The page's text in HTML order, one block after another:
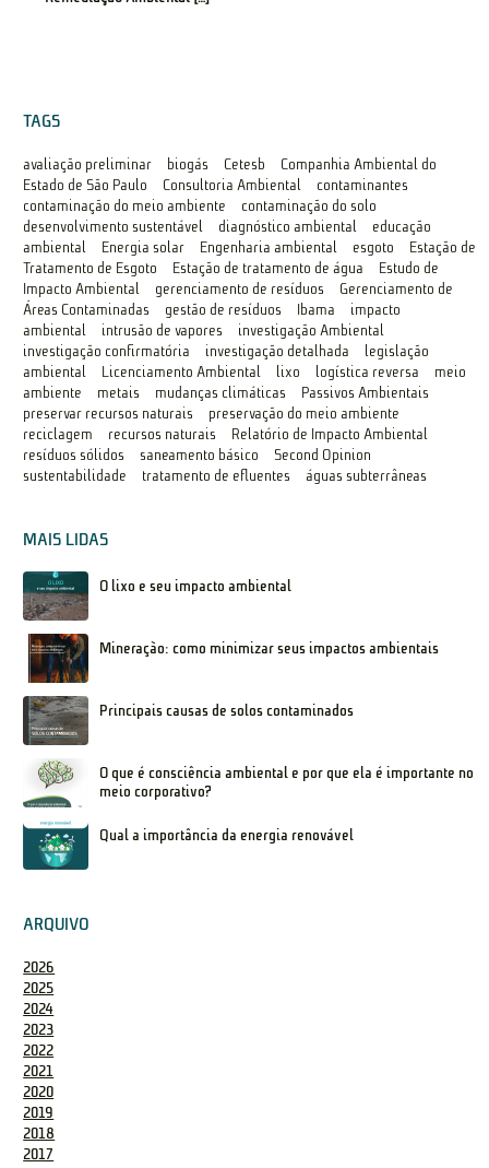
TAGS
avaliação preliminar biogás Cetesb
Companhia Ambiental do
Estado de São Paulo
Consultoria Ambiental
contaminantes
contaminação do meio ambiente
contaminação do solo
desenvolvimento sustentável
diagnóstico ambiental
educação
ambiental
Energia solar Engenharia ambiental esgoto
Estação de
Tratamento de Esgoto
Estação de tratamento de água
Estudo de
Impacto Ambiental
gerenciamento de resíduos
Gerenciamento de
Áreas Contaminadas
gestão de resíduos Ibama
impacto
ambiental
intrusão de vapores
investigação Ambiental
investigação confirmatória
investigação detalhada
legislação
ambiental
Licenciamento Ambiental lixo logística reversa
meio
ambiente
metais mudanças climáticas
Passivos Ambientais
preservar recursos naturais
preservação do meio ambiente
reciclagem
recursos naturais
Relatório de Impacto Ambiental
resíduos sólidos
saneamento básico
Second Opinion
sustentabilidade
tratamento de efluentes águas subterrâneas
MAIS LIDAS
O lixo e seu impacto ambiental
Mineração: como minimizar seus impactos ambientais
Principais causas de solos contaminados
O que é consciência ambiental e por que ela é importante no
meio corporativo?
Qual a importância da energia renovável
ARQUIVO
2026
2025
2024
2023
2022
2021
2020
2019
2018
2017